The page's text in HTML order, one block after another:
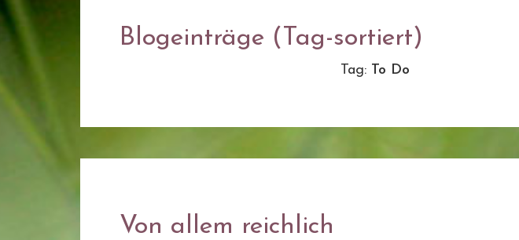
Blogeinträge (Tag-sortiert)
Tag: To Do
Von allem reichlich